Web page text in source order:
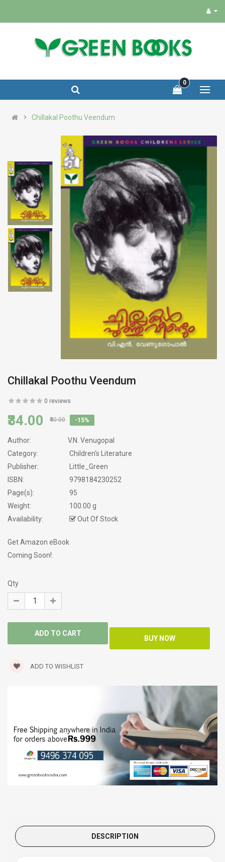
0
Chillakal Poothu Veendum
Chillakal Poothu Veendum
0 reviews
₹34.00 ₹40.00 -15%
Author:
V.N. Venugopal
Category:
Children's Literature
Publisher:
Little_Green
ISBN:
9798184230252
Page(s):
95
Weight:
100.00 g
Availability:
Out Of Stock
Get Amazon eBook
Coming Soon!.
Qty
ADD TO WISHLIST
DESCRIPTION